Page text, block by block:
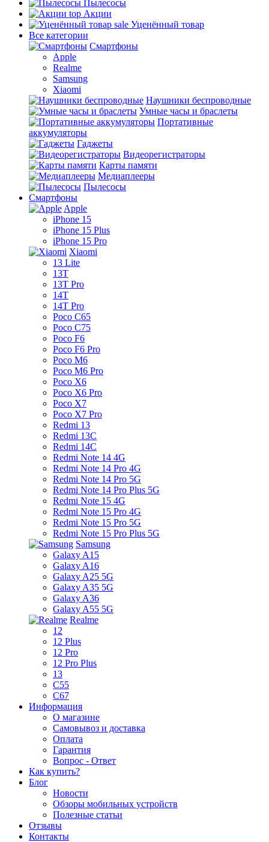
Пылесосы
top Акции
sale Уценённый товар
Все категории
Смартфоны
Apple
Realme
Samsung
Xiaomi
Наушники беспроводные
Умные часы и браслеты
Портативные
аккумуляторы
Гаджеты
Видеорегистраторы
Карты памяти
Медиаплееры
Пылесосы
Смартфоны
Apple
iPhone 15
iPhone 15 Plus
iPhone 15 Pro
Xiaomi
13 Lite
13T
13T Pro
14T
14T Pro
Poco C65
Poco C75
Poco F6
Poco F6 Pro
Poco M6
Poco M6 Pro
Poco X6
Poco X6 Pro
Poco X7
Poco X7 Pro
Redmi 13
Redmi 13C
Redmi 14C
Redmi Note 14 4G
Redmi Note 14 Pro 4G
Redmi Note 14 Pro 5G
Redmi Note 14 Pro Plus 5G
Redmi Note 15 4G
Redmi Note 15 Pro 4G
Redmi Note 15 Pro 5G
Redmi Note 15 Pro Plus 5G
Samsung
Galaxy A15
Galaxy A16
Galaxy A25 5G
Galaxy A35 5G
Galaxy A36
Galaxy A55 5G
Realme
12
12 Plus
12 Pro
12 Pro Plus
13
C55
C67
Информация
О магазине
Самовывоз и доставка
Оплата
Гарантия
Вопрос - Ответ
Как купить?
Блог
Новости
Обзоры мобильных устройств
Полезные статьи
Отзывы
Контакты